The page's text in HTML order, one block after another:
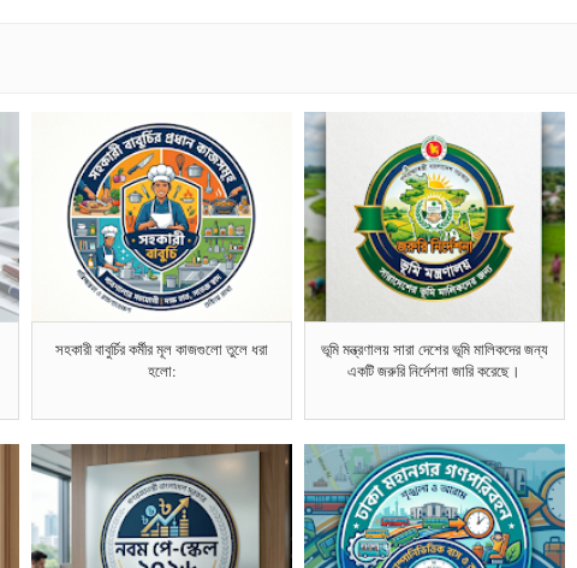
সহকারী বাবুর্চির কর্মীর মূল কাজগুলো তুলে ধরা
হলো:
ভূমি মন্ত্রণালয় সারা দেশের ভূমি মালিকদের জন্য
একটি জরুরি নির্দেশনা জারি করেছে।